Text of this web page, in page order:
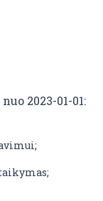
2023-01-01: